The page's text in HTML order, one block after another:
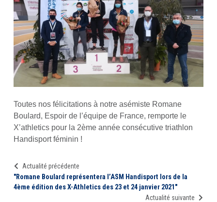
Toutes nos félicitations à notre asémiste Romane
Boulard, Espoir de l’équipe de France, remporte le
X’athletics pour la 2ème année consécutive triathlon
Handisport féminin !
Actualité précédente
"Romane Boulard représentera l’ASM Handisport lors de la
4ème édition des X-Athletics des 23 et 24 janvier 2021"
Actualité suivante